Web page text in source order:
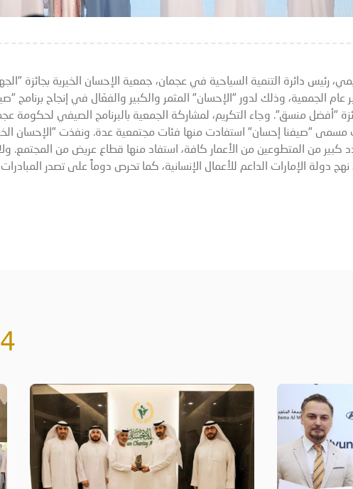
رئيس دائرة التنمية السياحية في عجمان، جمعية الإحسان الخيرية بجائزة
الجمعية، وذلك لدور "الإحسان" المثمر والكبير والفعّال في إنجاح برنامج
"أفضل منسق". وجاء التكريم، لمشاركة الجمعية بالبرنامج الصيفي لحكومة
كبير من المتطوعين من الأعمار كافة، استفاد منها قطاع عريض من المجتمع.
دولة الإمارات الداعم للأعمال الإنسانية، كما تحرص دوماً على تصدر